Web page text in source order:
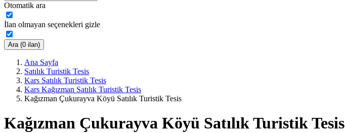
Otomatik ara
İlan olmayan seçenekleri gizle
Ara (0 ilan)
Ana Sayfa
Satılık Turistik Tesis
Kars Satılık Turistik Tesis
Kars Kağızman Satılık Turistik Tesis
Kağızman Çukurayva Köyü Satılık Turistik Tesis
Kağızman Çukurayva Köyü Satılık Turistik Tesis